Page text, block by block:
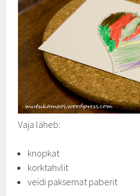
Vaja läheb:
knopkat
korktahvlit
veidi paksemat paberit